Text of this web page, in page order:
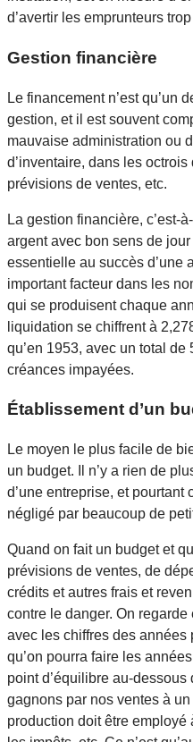
d’avertir les emprunteurs
Gestion financière
Le financement n’est qu’un
gestion, et il est souvent
mauvaise administration ou
d’inventaire, dans les
prévisions de ventes, etc.
La gestion financière, c’est-
argent avec bon sens de
essentielle au succès d’une
important facteur dans les
qui se produisent chaque
liquidation se chiffrent à
qu’en 1953, avec un total
créances impayées.
Établissement d’un
Le moyen le plus facile de
un budget. Il n’y a rien de
d’une entreprise, et pourtant
négligé par beaucoup de
Quand on fait un budget et
prévisions de ventes, de
crédits et autres frais et
contre le danger. On regarde
avec les chiffres des années
qu’on pourra faire les
point d’équilibre au-
gagnons par nos ventes à
production doit être employé